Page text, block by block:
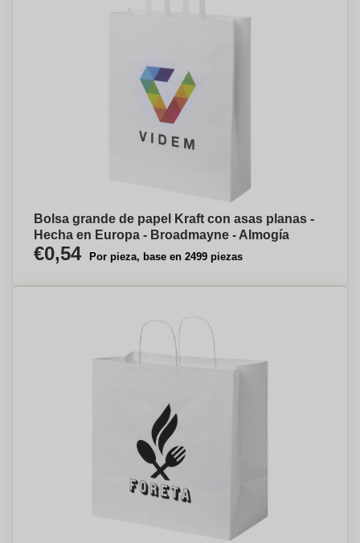
Bolsa grande de papel Kraft con asas planas -
Hecha en Europa - Broadmayne - Almogía
€0,54 Por pieza, base en 2499 piezas